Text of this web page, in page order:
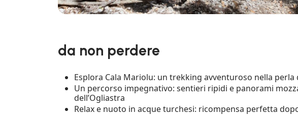
da non perdere
Esplora Cala Mariolu: un trekking avventuroso nella perla
Un percorso impegnativo: sentieri ripidi e panorami
dell’Ogliastra
Relax e nuoto in acque turchesi: ricompensa perfetta